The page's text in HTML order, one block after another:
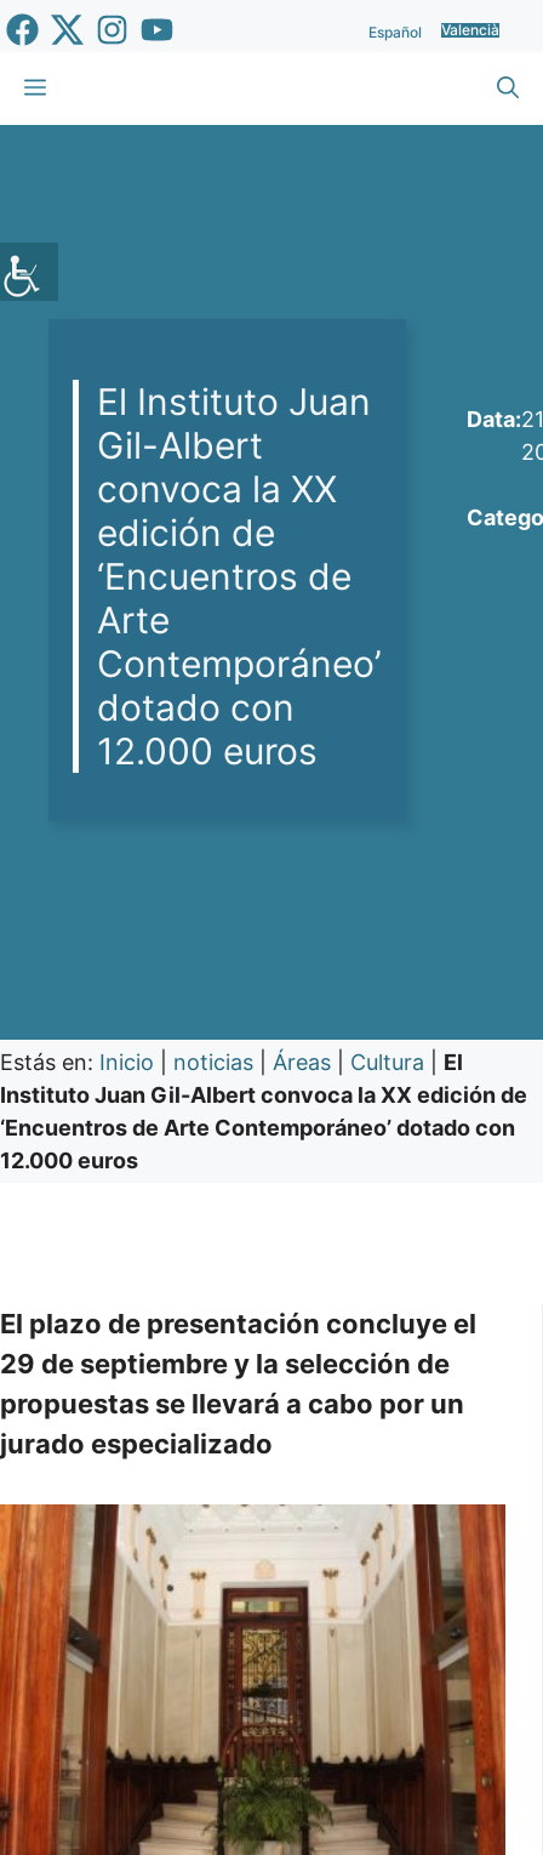
Vés
al
contingut
Español Valencià
Menu
El Instituto Juan
Gil-Albert
convoca la XX
edición de
‘Encuentros de
Arte
Contemporáneo’
dotado con
12.000 euros
Data:
Estás en: Inicio noticias Áreas Cultura
El
Instituto Juan Gil-Albert convoca la XX edición de
‘Encuentros de Arte Contemporáneo’ dotado con
12.000 euros
El plazo de presentación concluye el
29 de septiembre y la selección de
propuestas se llevará a cabo por un
jurado especializado